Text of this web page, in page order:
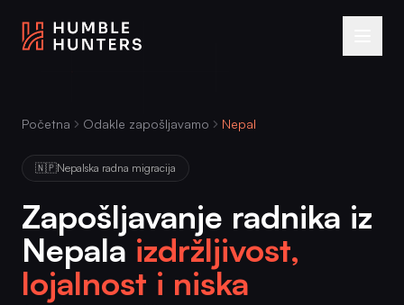
Početna Odakle zapošljavamo Nepal
🇳🇵Nepalska radna migracija
Zapošljavanje radnika iz
Nepala izdržljivost,
lojalnost i niska